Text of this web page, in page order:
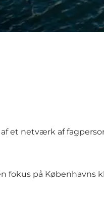
et netværk af
fokus på